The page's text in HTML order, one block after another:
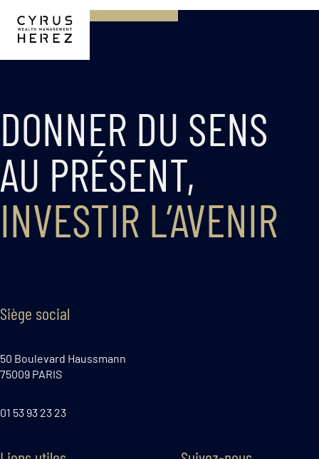
DONNER DU SENS
AU PRÉSENT,
INVESTIR L’AVENIR
Siège social
50 Boulevard Haussmann
75009 PARIS
01 53 93 23 23